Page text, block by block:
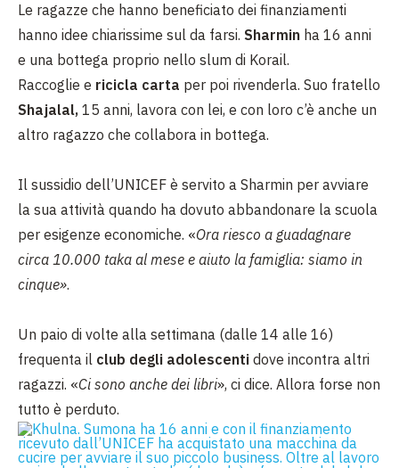
Le ragazze che hanno beneficiato dei finanziamenti
hanno idee chiarissime sul da farsi. Sharmin ha 16 anni
e una bottega proprio nello slum di Korail.
Raccoglie e ricicla carta per poi rivenderla. Suo fratello
Shajalal, 15 anni, lavora con lei, e con loro c’è anche un
altro ragazzo che collabora in bottega.
Il sussidio dell’UNICEF è servito a Sharmin per avviare
la sua attività quando ha dovuto abbandonare la scuola
per esigenze economiche. «Ora riesco a guadagnare
circa 10.000 taka al mese e aiuto la famiglia: siamo in
cinque».
Un paio di volte alla settimana (dalle 14 alle 16)
frequenta il club degli adolescenti dove incontra altri
ragazzi. «Ci sono anche dei libri», ci dice. Allora forse non
tutto è perduto.